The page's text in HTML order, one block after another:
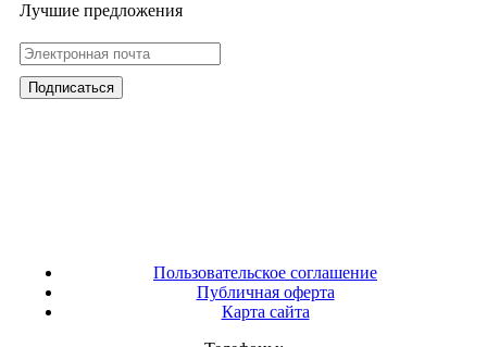
Лучшие предложения
Пользовательское соглашение
Публичная оферта
Карта сайта